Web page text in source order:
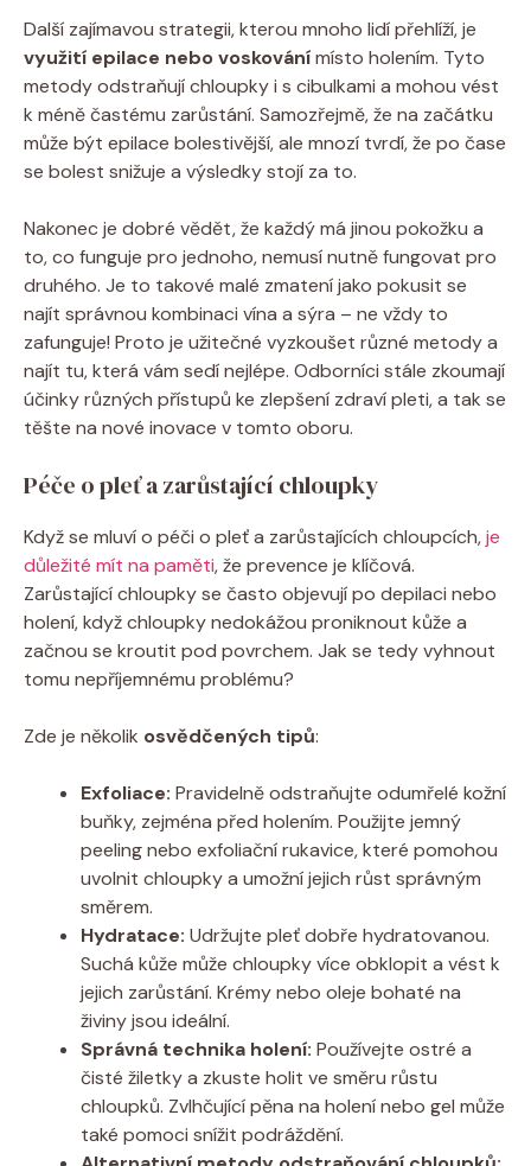
Další zajímavou strategii, kterou mnoho lidí přehlíží, je
využití epilace nebo voskovánímísto holením. Tyto
metody odstraňují chloupky i s cibulkami a mohou vést
k méně častému zarůstání. Samozřejmě, že na začátku
může být epilace bolestivější, ale mnozí tvrdí, že po čase
se bolest snižuje a výsledky stojí za to.
Nakonec je dobré vědět, že každý má jinou pokožku a
to, co funguje pro jednoho, nemusí nutně fungovat pro
druhého. Je to takové malé zmatení jako pokusit se
najít správnou kombinaci vína a sýra – ne vždy to
zafunguje! Proto je užitečné vyzkoušet různé metody a
najít tu, která vám sedí nejlépe. Odborníci stále zkoumají
účinky různých přístupů ke zlepšení zdraví pleti, a tak se
těšte na nové inovace v tomto oboru.
Péče o pleť a zarůstající chloupky
Když se mluví o péči o pleť a zarůstajících chloupcích,je
důležité mít na paměti, že prevence je klíčová.
Zarůstající chloupky se často objevují po depilaci nebo
holení, když chloupky nedokážou proniknout kůže a
začnou se kroutit pod povrchem. Jak se tedy vyhnout
tomu nepříjemnému problému?
Zde je několik osvědčených tipů:
Exfoliace: Pravidelně odstraňujte odumřelé kožní
buňky, zejména před holením. Použijte jemný
peeling nebo exfoliační rukavice, které pomohou
uvolnit chloupky a umožní jejich růst správným
směrem.
Hydratace: Udržujte pleť dobře hydratovanou.
Suchá kůže může chloupky více obklopit a vést k
jejich zarůstání. Krémy nebo oleje bohaté na
živiny jsou ideální.
Správná technika holení: Používejte ostré a
čisté žiletky a zkuste holit ve směru růstu
chloupků. Zvlhčující pěna na holení nebo gel může
také pomoci snížit podráždění.